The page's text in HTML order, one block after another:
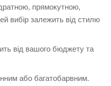
прямокутною,
вибір залежить від стилю
від вашого бюджету та
або багатобарвним.